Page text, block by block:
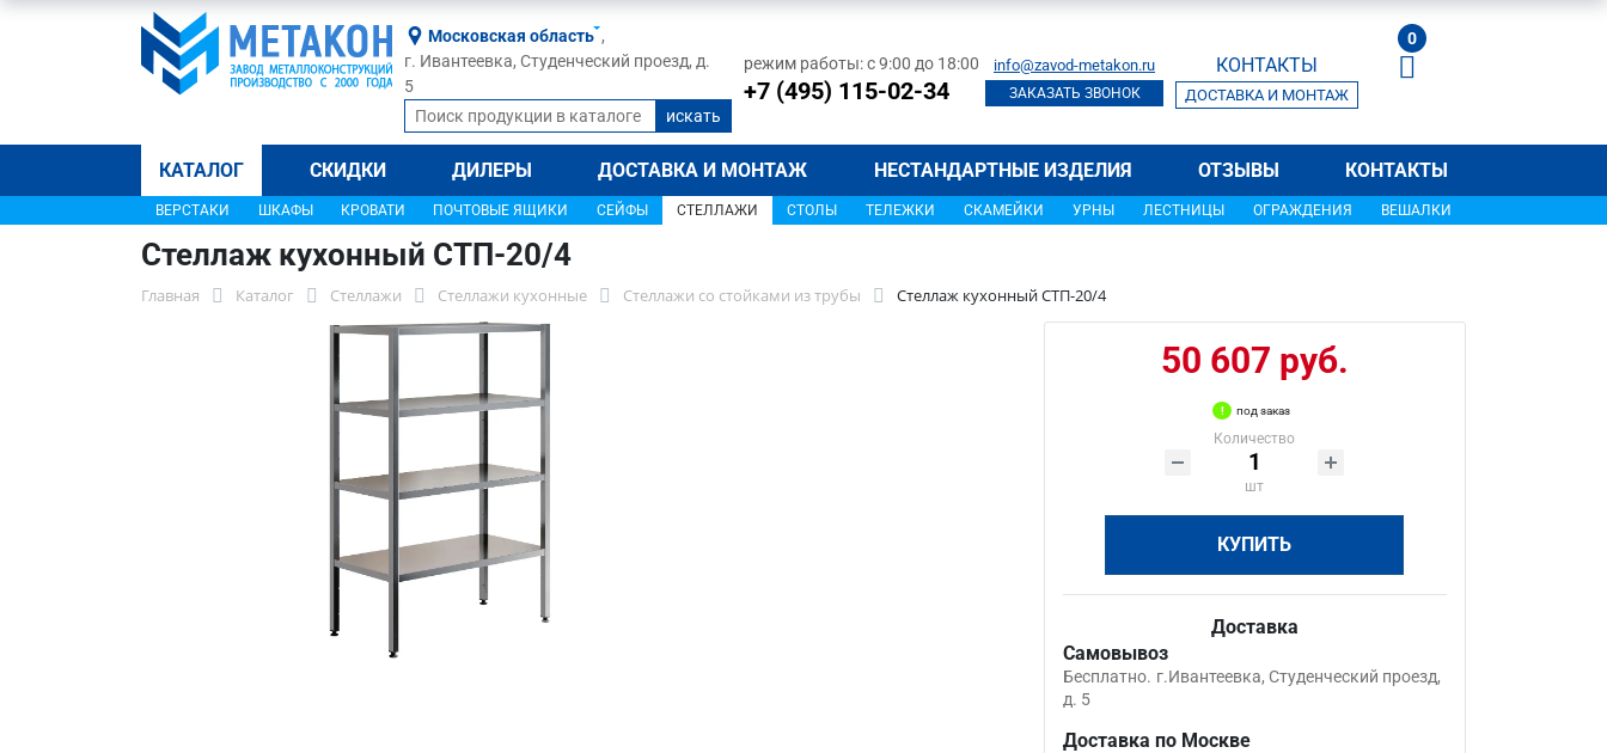
Московская область ,
г. Ивантеевка, Студенческий проезд, д.
5
режим работы: с 9:00 до 18:00
+7 (495) 115-02-34
info@zavod-metakon.ru
ЗАКАЗАТЬ ЗВОНОК
КОНТАКТЫ
ДОСТАВКА И МОНТАЖ
0
КАТАЛОГ СКИДКИ ДИЛЕРЫ ДОСТАВКА И МОНТАЖ НЕСТАНДАРТНЫЕ ИЗДЕЛИЯ ОТЗЫВЫ КОНТАКТЫ
ВЕРСТАКИ ШКАФЫ КРОВАТИ ПОЧТОВЫЕ ЯЩИКИ СЕЙФЫ СТЕЛЛАЖИ СТОЛЫ ТЕЛЕЖКИ СКАМЕЙКИ УРНЫ ЛЕСТНИЦЫ ОГРАЖДЕНИЯ ВЕШАЛКИ
Стеллаж кухонный СТП-20/4
Главная Каталог Стеллажи Стеллажи кухонные Стеллажи со стойками из трубы Стеллаж кухонный СТП-20/4
50 607 руб.
под заказ
Количество
шт
КУПИТЬ
Доставка
Самовывоз
Бесплатно. г.Ивантеевка, Студенческий проезд,
д. 5
Доставка по Москве